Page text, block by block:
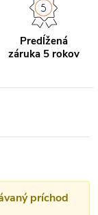
Predĺžená
záruka 5 rokov
príchod